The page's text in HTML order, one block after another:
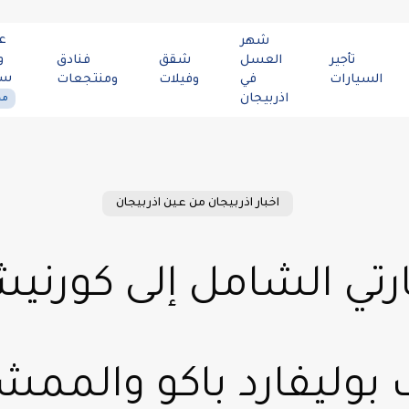
فنادق
ومنتجعات
شقق
وفيلات
شهر
العسل
في
اذربيجان
تأجير
السيارات
اخبار اذربيجان من عين اذربيجان
الشامل إلى
باكو